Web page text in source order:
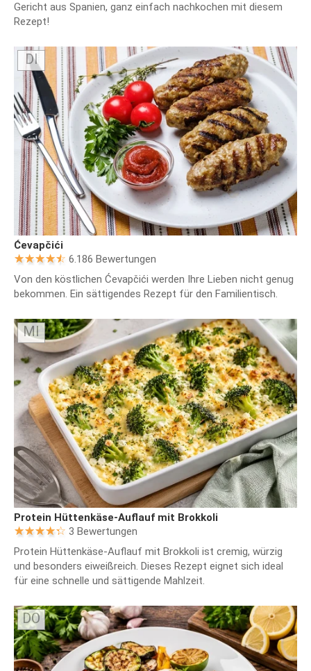
Gericht aus Spanien, ganz einfach nachkochen mit diesem
Rezept!
DI
Ćevapčići
6.186 Bewertungen
Von den köstlichen Ćevapčići werden Ihre Lieben nicht genug
bekommen. Ein sättigendes Rezept für den Familientisch.
MI
Protein Hüttenkäse-Auflauf mit Brokkoli
3 Bewertungen
Protein Hüttenkäse-Auflauf mit Brokkoli ist cremig, würzig
und besonders eiweißreich. Dieses Rezept eignet sich ideal
für eine schnelle und sättigende Mahlzeit.
DO